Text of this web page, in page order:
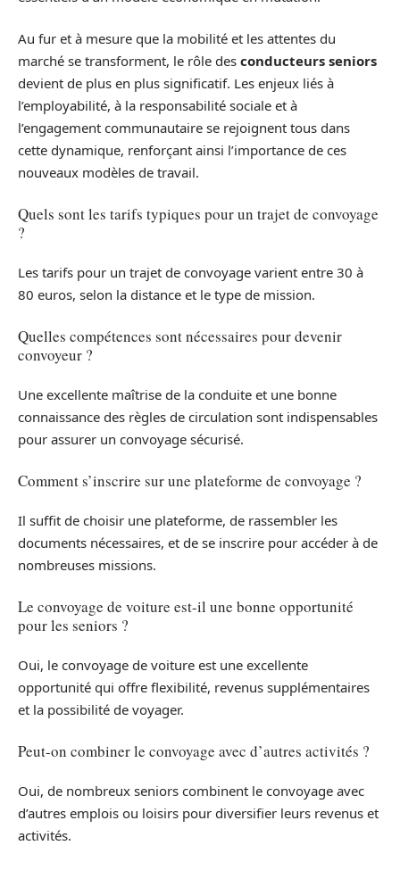
Au fur et à mesure que la mobilité et les attentes du
marché se transforment, le rôle des conducteurs seniors
devient de plus en plus significatif. Les enjeux liés à
l’employabilité, à la responsabilité sociale et à
l’engagement communautaire se rejoignent tous dans
cette dynamique, renforçant ainsi l’importance de ces
nouveaux modèles de travail.
Quels sont les tarifs typiques pour un trajet de convoyage
?
Les tarifs pour un trajet de convoyage varient entre 30 à
80 euros, selon la distance et le type de mission.
Quelles compétences sont nécessaires pour devenir
convoyeur ?
Une excellente maîtrise de la conduite et une bonne
connaissance des règles de circulation sont indispensables
pour assurer un convoyage sécurisé.
Comment s’inscrire sur une plateforme de convoyage ?
Il suffit de choisir une plateforme, de rassembler les
documents nécessaires, et de se inscrire pour accéder à de
nombreuses missions.
Le convoyage de voiture est-il une bonne opportunité
pour les seniors ?
Oui, le convoyage de voiture est une excellente
opportunité qui offre flexibilité, revenus supplémentaires
et la possibilité de voyager.
Peut-on combiner le convoyage avec d’autres activités ?
Oui, de nombreux seniors combinent le convoyage avec
d’autres emplois ou loisirs pour diversifier leurs revenus et
activités.